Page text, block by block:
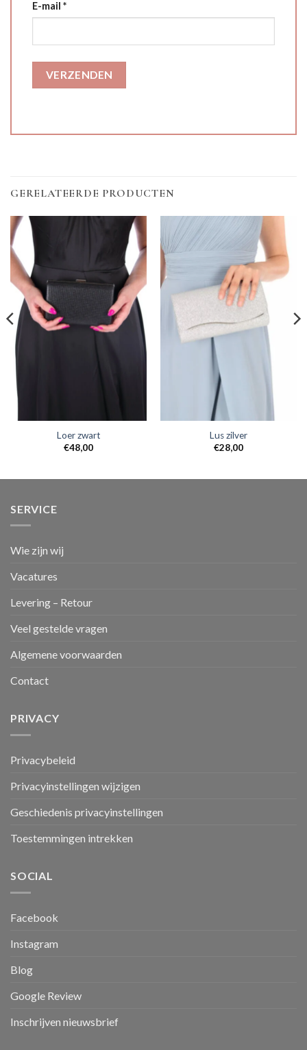
E-mail *
GERELATEERDE PRODUCTEN
Loer zwart
€48,00
Lus zilver
€28,00
SERVICE
Wie zijn wij
Vacatures
Levering – Retour
Veel gestelde vragen
Algemene voorwaarden
Contact
PRIVACY
Privacybeleid
Privacyinstellingen wijzigen
Geschiedenis privacyinstellingen
Toestemmingen intrekken
SOCIAL
Facebook
Instagram
Blog
Google Review
Inschrijven nieuwsbrief